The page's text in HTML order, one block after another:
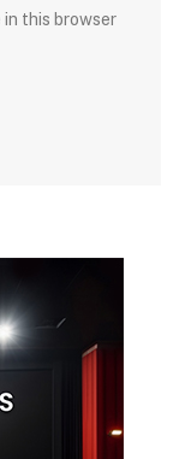
in this browser